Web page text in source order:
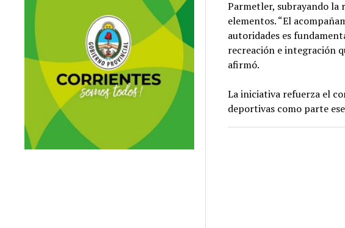
Parmetler, subrayando la
elementos. “El
autoridades es
recreación e integración
afirmó.
La iniciativa refuerza el
deportivas como parte